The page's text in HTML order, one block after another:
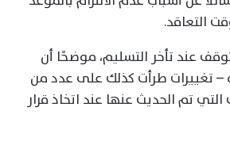
التعاقد.
عند تأخر التسليم، موضحًا أن
تغييرات طرأت كذلك على عدد من
تم الحديث عنها عند اتخاذ قرار